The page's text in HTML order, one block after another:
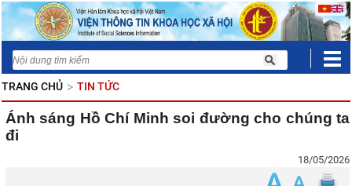
TRANG CHỦ TIN TỨC
Ánh sáng Hồ Chí Minh soi đường cho chúng ta
đi
18/05/2026